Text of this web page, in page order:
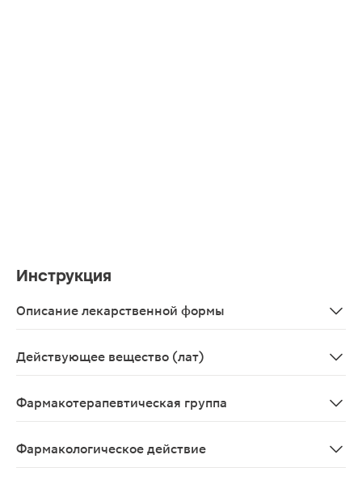
Инструкция
Описание лекарственной формы
Действующее вещество (лат)
Фармакотерапевтическая группа
Фармакологическое действие